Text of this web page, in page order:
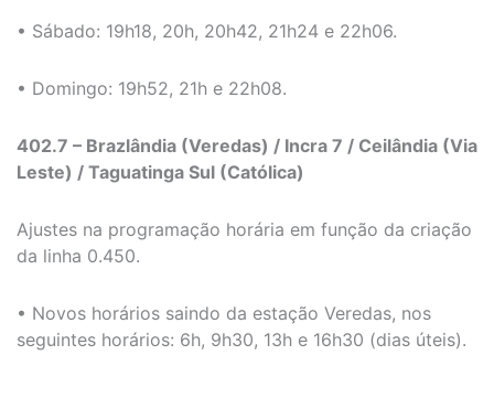
• Sábado: 19h18, 20h, 20h42, 21h24 e 22h06.
• Domingo: 19h52, 21h e 22h08.
402.7 – Brazlândia (Veredas) / Incra 7 / Ceilândia (Via
Leste) / Taguatinga Sul (Católica)
Ajustes na programação horária em função da criação
da linha 0.450.
• Novos horários saindo da estação Veredas, nos
seguintes horários: 6h, 9h30, 13h e 16h30 (dias úteis).